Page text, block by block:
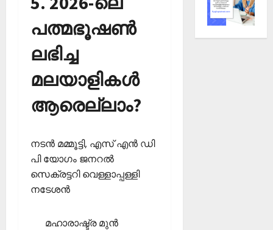
പത്മഭൂഷണ്‍
ലഭിച്ച
മലയാളികള്‍
ആരെല്ലാം?
നടന്‍ മമ്മൂട്ടി, എസ് എന്‍ ഡി
പി യോഗം ജനറല്‍
സെക്രട്ടറി വെള്ളാപ്പള്ളി
നടേശന്‍
മഹാരാഷ്ട്ര മുന്‍